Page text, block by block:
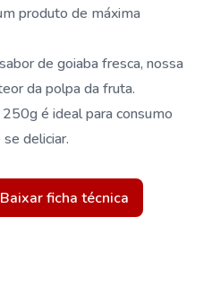
produto de máxima
de goiaba fresca, nossa
da polpa da fruta.
é ideal para consumo
deliciar.
Baixar ficha técnica